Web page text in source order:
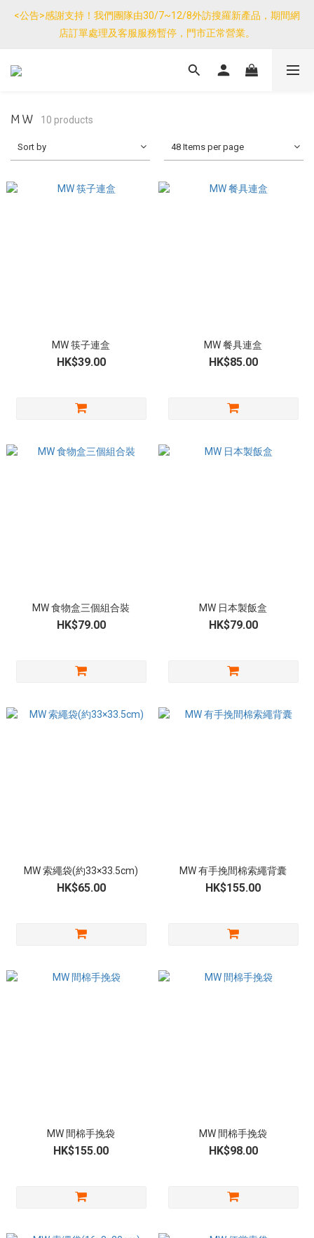
優惠免運產品如與其他商品同單購買，其他商品每件只需加$7運
費。(大件/較重產品除外)
<公告>感謝支持！我們團隊由30/7~12/8外訪搜羅新產品，期間網
店訂單處理及客服服務暫停，門市正常營業。
優惠免運產品如與其他商品同單購買，其他商品每件只需加$7運
MW 10 products
Sort by 48 Items per page
MW 筷子連盒
HK$39.00
MW 餐具連盒
HK$85.00
MW 食物盒三個組合裝
HK$79.00
MW 日本製飯盒
HK$79.00
MW 索繩袋(約33×33.5cm)
HK$65.00
MW 有手挽間棉索繩背囊
HK$155.00
MW 間棉手挽袋
HK$155.00
MW 間棉手挽袋
HK$98.00